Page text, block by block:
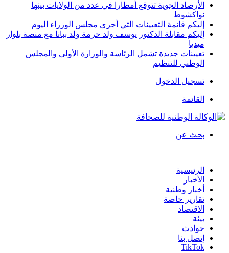
الأرصاد الجوية تتوقع أمطارا في عدد من الولايات بينها
نواكشوط
إليكم قائمة التعيينات التي أجرى مجلس الوزراء اليوم
إليكم مقابلة الدكتور يوسف ولد حرمة ولد ببانا مع منصة بلوار
ميديا
تعيينات جديدة تشمل الرئاسة والوزارة الأولى والمجلس
الوطني للتنظيم
تسجيل الدخول
القائمة
بحث عن
الرئيسية
الأخبار
أخبار وطنية
تقارير خاصة
الاقتصاد
بيئة
حوادث
إتصل بنا
TikTok